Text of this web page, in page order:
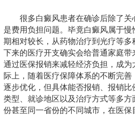
很多白癜风患者在确诊后除了
是费用负担问题。毕竟白癜风属于慢
期相对较长，从药物治疗到光疗等
下来的医疗开支确实会给普通家庭
通过医保报销来减轻经济负担，成
际上，随着医疗保障体系的不断完
逐步优化，但具体能否报销、报销
类型、就诊地区以及治疗方式等多
份甚至同一省份的不同城市，在医